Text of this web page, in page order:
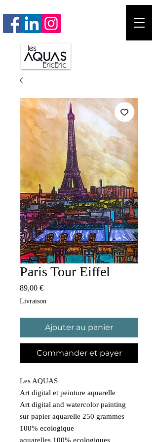
Paris Tour Eiffel
89,00 €Prix
Livraison
Ajouter au panier
Commander et payer
Les AQUAS
Art digital et peinture aquarelle
Art digital and watercolor painting
sur papier aquarelle 250 grammes
100% ecologique
aquarelles 100% ecologiques